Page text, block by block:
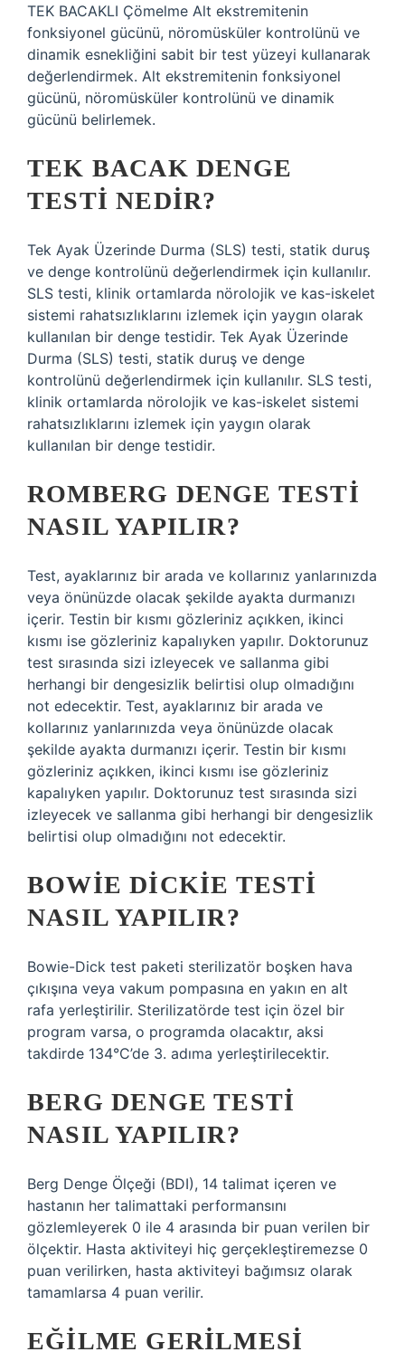
TEK BACAKLI Çömelme Alt ekstremitenin
fonksiyonel gücünü, nöromüsküler kontrolünü ve
dinamik esnekliğini sabit bir test yüzeyi kullanarak
değerlendirmek. Alt ekstremitenin fonksiyonel
gücünü, nöromüsküler kontrolünü ve dinamik
gücünü belirlemek.
TEK BACAK DENGE
TESTI NEDIR?
Tek Ayak Üzerinde Durma (SLS) testi, statik duruş
ve denge kontrolünü değerlendirmek için kullanılır.
SLS testi, klinik ortamlarda nörolojik ve kas-iskelet
sistemi rahatsızlıklarını izlemek için yaygın olarak
kullanılan bir denge testidir. Tek Ayak Üzerinde
Durma (SLS) testi, statik duruş ve denge
kontrolünü değerlendirmek için kullanılır. SLS testi,
klinik ortamlarda nörolojik ve kas-iskelet sistemi
rahatsızlıklarını izlemek için yaygın olarak
kullanılan bir denge testidir.
ROMBERG DENGE TESTI
NASIL YAPILIR?
Test, ayaklarınız bir arada ve kollarınız yanlarınızda
veya önünüzde olacak şekilde ayakta durmanızı
içerir. Testin bir kısmı gözleriniz açıkken, ikinci
kısmı ise gözleriniz kapalıyken yapılır. Doktorunuz
test sırasında sizi izleyecek ve sallanma gibi
herhangi bir dengesizlik belirtisi olup olmadığını
not edecektir. Test, ayaklarınız bir arada ve
kollarınız yanlarınızda veya önünüzde olacak
şekilde ayakta durmanızı içerir. Testin bir kısmı
gözleriniz açıkken, ikinci kısmı ise gözleriniz
kapalıyken yapılır. Doktorunuz test sırasında sizi
izleyecek ve sallanma gibi herhangi bir dengesizlik
belirtisi olup olmadığını not edecektir.
BOWIE DICKIE TESTI
NASIL YAPILIR?
Bowie-Dick test paketi sterilizatör boşken hava
çıkışına veya vakum pompasına en yakın en alt
rafa yerleştirilir. Sterilizatörde test için özel bir
program varsa, o programda olacaktır, aksi
takdirde 134°C’de 3. adıma yerleştirilecektir.
BERG DENGE TESTI
NASIL YAPILIR?
Berg Denge Ölçeği (BDI), 14 talimat içeren ve
hastanın her talimattaki performansını
gözlemleyerek 0 ile 4 arasında bir puan verilen bir
ölçektir. Hasta aktiviteyi hiç gerçekleştiremezse 0
puan verilirken, hasta aktiviteyi bağımsız olarak
tamamlarsa 4 puan verilir.
EĞILME GERILMESI